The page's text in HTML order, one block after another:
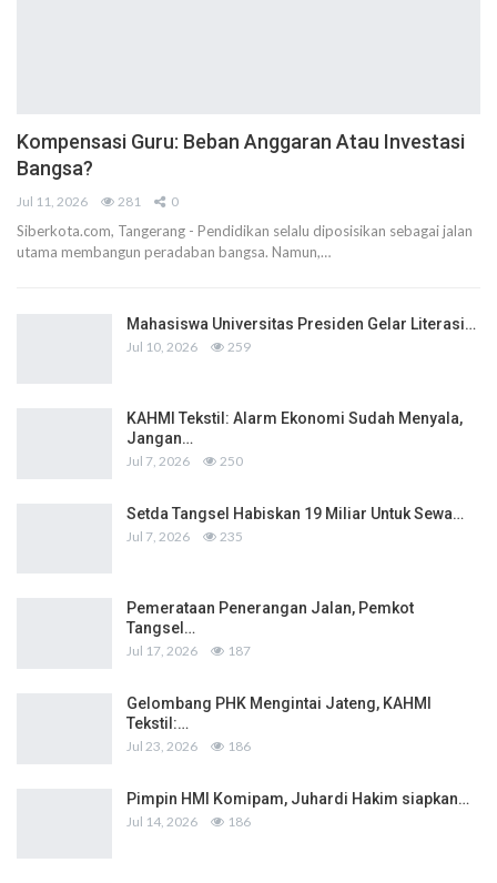
Kompensasi Guru: Beban Anggaran Atau Investasi
Bangsa?
Jul 11, 2026 281 0
Siberkota.com, Tangerang - Pendidikan selalu diposisikan sebagai jalan
utama membangun peradaban bangsa. Namun,…
Mahasiswa Universitas Presiden Gelar Literasi…
Jul 10, 2026 259
KAHMI Tekstil: Alarm Ekonomi Sudah Menyala,
Jangan…
Jul 7, 2026 250
Setda Tangsel Habiskan 19 Miliar Untuk Sewa…
Jul 7, 2026 235
Pemerataan Penerangan Jalan, Pemkot
Tangsel…
Jul 17, 2026 187
Gelombang PHK Mengintai Jateng, KAHMI
Tekstil:…
Jul 23, 2026 186
Pimpin HMI Komipam, Juhardi Hakim siapkan…
Jul 14, 2026 186